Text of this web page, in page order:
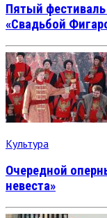
Пятый
«Свадьбой
Культура
Очередной
невеста»